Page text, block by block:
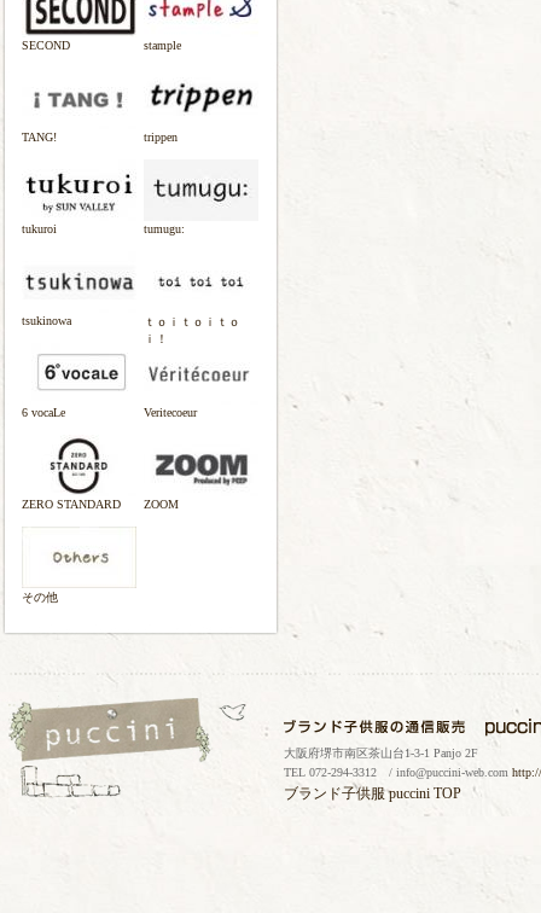
SECOND stample
TANG! trippen
tukuroi tumugu:
tsukinowa
ｔｏｉｔｏｉｔｏ
ｉ！
6 vocaLe Veritecoeur
ZERO STANDARD ZOOM
その他
大阪府堺市南区茶山台1-3-1 Panjo 2F
TEL 072-294-3312 / info@puccini-web.com
ブランド子供服puccini TOP